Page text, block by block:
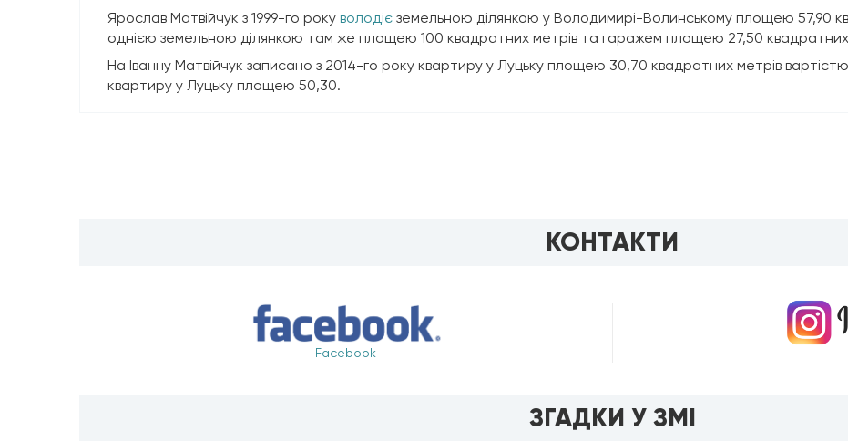
Ярослав Матвійчук з 1999-го року володіє земельною ділянкою у Володимирі-Волинському площею 57,90
однією земельною ділянкою там же площею 100 квадратних метрів та гаражем площею 27,50 квадратних
На Іванну Матвійчук записано з 2014-го року квартиру у Луцьку площею 30,70 квадратних метрів вартістю
квартиру у Луцьку площею 50,30.
КОНТАКТИ
Facebook
ЗГАДКИ У ЗМІ